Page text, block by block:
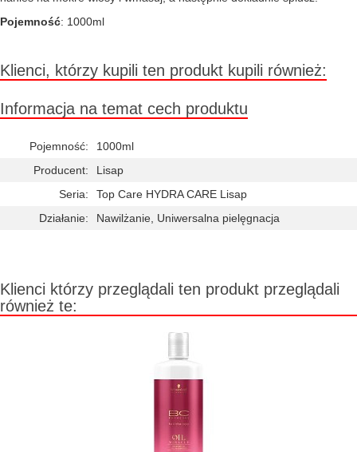
Pojemność: 1000ml
Klienci, którzy kupili ten produkt kupili również:
Informacja na temat cech produktu
Pojemność:
1000ml
Producent:
Lisap
Seria:
Top Care HYDRA CARE Lisap
Działanie:
Nawilżanie, Uniwersalna pielęgnacja
Klienci którzy przeglądali ten produkt przeglądali
również te: